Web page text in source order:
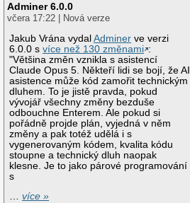
Adminer 6.0.0
včera 17:22 | Nová verze
Jakub Vrána vydalAdminer ve verzi
6.0.0 svíce než 130 změnami :
"Většina změn vznikla s asistencí
Claude Opus 5. Někteří lidi se bojí, že AI
asistence může kód zamořit technickým
dluhem. To je jistě pravda, pokud
vývojář všechny změny bezduše
odbouchne Enterem. Ale pokud si
pořádně projde plán, vyjedná v něm
změny a pak totéž udělá i s
vygenerovaným kódem, kvalita kódu
stoupne a technický dluh naopak
klesne. Je to jako párové programování
s
…více »